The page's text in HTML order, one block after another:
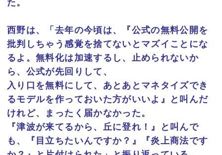
た。
西野は、「去年の今頃は、『公式の無料公開を
批判しちゃう感覚を捨てないとマズイことにな
るよ。無料化は加速するし、止められないか
ら、公式が先回りして、
入り口を無料にして、あとあとマネタイズでき
るモデルを作っておいた方がいいよ』と叫んだ
けれど、まったく届かなかった。
『津波が来てるから、丘に登れ！』と叫んで
も、『目立ちたいんですか？』『炎上商法です